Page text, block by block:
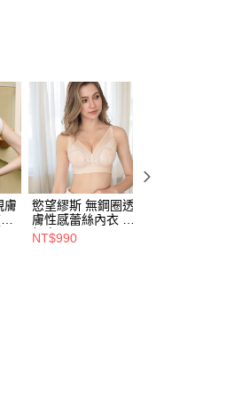
膚
慾望繆斯 無鋼圈透
膚性感蕾絲內衣 裸
粉膚(B-F)
NT$990